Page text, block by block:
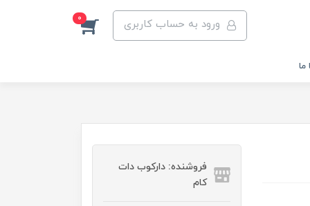
ورود به حساب کاربری 0
ما
فروشنده: دارکوب دات
کام